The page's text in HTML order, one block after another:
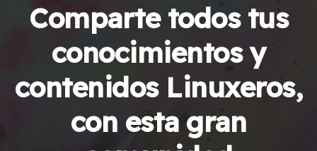
Comparte todos tus
conocimientos y
contenidos Linuxeros,
con esta gran